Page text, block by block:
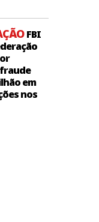
FBI
em
nos